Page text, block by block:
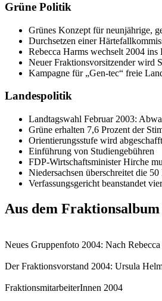
Grüne Politik
Grünes Konzept für neunjährige,
Durchsetzen einer
Rebecca Harms wechselt 2004
Neuer Fraktionsvorsitzender wird
Kampagne für „Gen-tec“ freie
Landespolitik
Landtagswahl Februar 2003:
Grüne erhalten 7,6 Prozent der
Orientierungsstufe wird
Einführung von Studiengebühren
FDP-Wirtschaftsminister Hirche
Niedersachsen überschreitet die
Verfassungsgericht beanstandet
Aus dem Fraktionsalbum
Neues Gruppenfoto 2004: Nach
Der Fraktionsvorstand 2004: Ursula
FraktionsmitarbeiterInnen 2004